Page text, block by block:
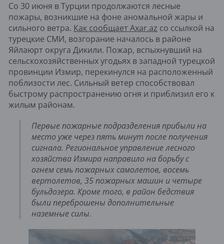
Со 30 июня в Турции продолжаются лесные
пожары, возникшие на фоне аномальной жары и
сильного ветра. Как сообщает Axar.az со ссылкой на
турецкие СМИ, возгорание началось в районе
Яйлаюрт округа Дикили. Пожар, вспыхнувший на
сельскохозяйственных угодьях в западной турецкой
провинции Измир, перекинулся на расположенный
поблизости лес. Сильный ветер способствовал
быстрому распространению огня и приблизил его к
жилым районам.
Первые пожарные подразделения прибыли на
место уже через пять минут после получения
сигнала. Региональное управление лесного
хозяйства Измира направило на борьбу с
огнем семь пожарных самолетов, восемь
вертолетов, 35 пожарных машин и четыре
бульдозера. Кроме того, в район бедствия
были переброшены дополнительные
наземные силы.